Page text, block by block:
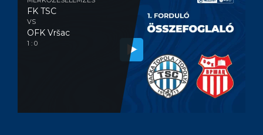
FK TSC
VS
OFK Vršac
1 : 0